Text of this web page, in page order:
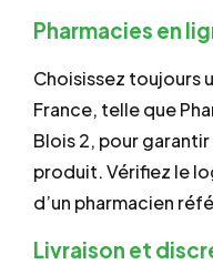
Pharmacies en
Choisissez toujours
France, telle que
Blois 2, pour
produit. Vérifiez le
d’un pharmacien
Livraison et